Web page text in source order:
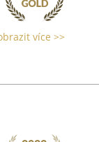
více >>